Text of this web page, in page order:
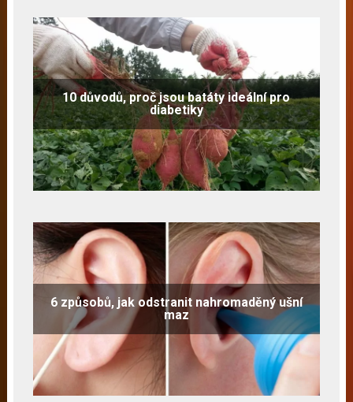
10 důvodů, proč jsou batáty ideální pro
diabetiky
6 způsobů, jak odstranit nahromaděný ušní
maz